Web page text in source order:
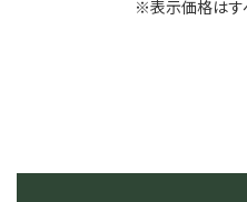
※表示価格はす